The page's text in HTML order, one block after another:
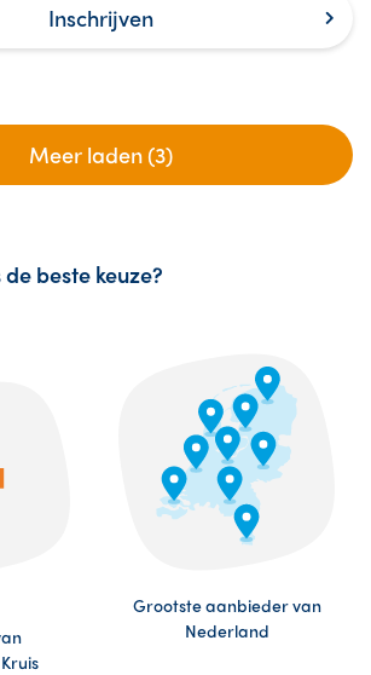
Inschrijven
Meer laden (3)
beste keuze?
Grootste aanbieder van
Nederland